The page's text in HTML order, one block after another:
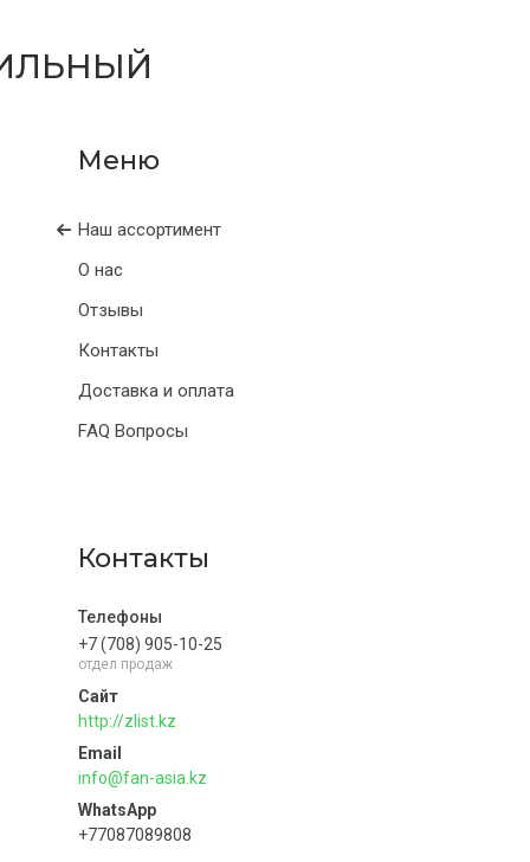
Наш ассортимент
О нас
Отзывы
Контакты
Доставка и оплата
FAQ Вопросы
Контакты
+7 (708) 905-10-25
отдел продаж
http://zlist.kz
info@fan-asia.kz
+77087089808